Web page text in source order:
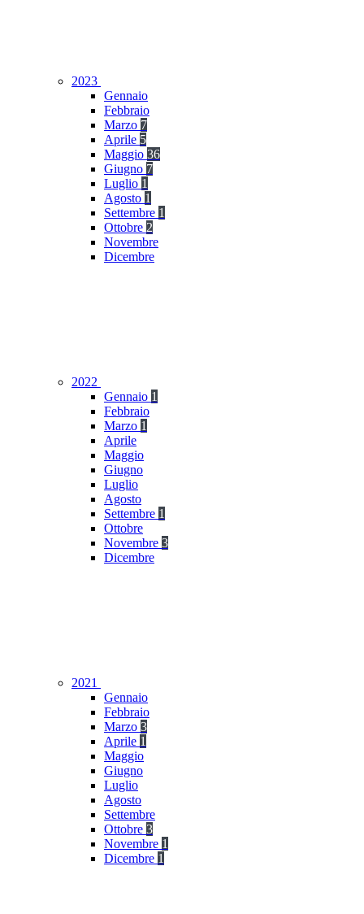
2023
Gennaio
Febbraio
Marzo 7
Aprile 5
Maggio 36
Giugno 7
Luglio 1
Agosto 1
Settembre 1
Ottobre 2
Novembre
Dicembre
2022
Gennaio 1
Febbraio
Marzo 1
Aprile
Maggio
Giugno
Luglio
Agosto
Settembre 1
Ottobre
Novembre 3
Dicembre
2021
Gennaio
Febbraio
Marzo 3
Aprile 1
Maggio
Giugno
Luglio
Agosto
Settembre
Ottobre 3
Novembre 1
Dicembre 1